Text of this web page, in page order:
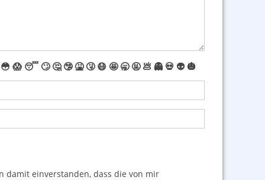
😳 😱 😴 🙄 🤔 🤥 🤮 🤧 😷 🤩 🥱 🤬 💩 👻 💀 👽 🎃
einverstanden, dass die von mir